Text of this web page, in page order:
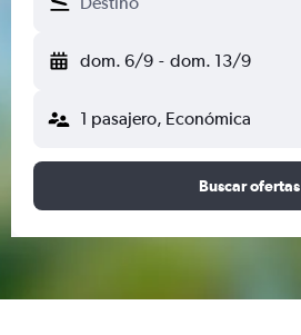
dom. 6/9 - dom. 13/9
1 pasajero, Económica
Buscar ofertas